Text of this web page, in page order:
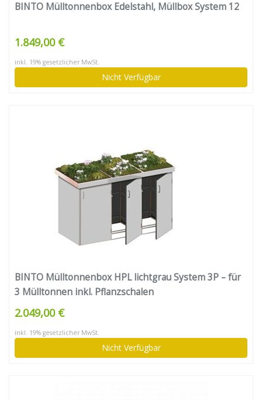
BINTO Mülltonnenbox Edelstahl, Müllbox System 12
1.849,00 €
inkl. 19% gesetzlicher MwSt.
Nicht Verfügbar
BINTO Mülltonnenbox HPL lichtgrau System 3P – für
3 Mülltonnen inkl. Pflanzschalen
2.049,00 €
inkl. 19% gesetzlicher MwSt.
Nicht Verfügbar